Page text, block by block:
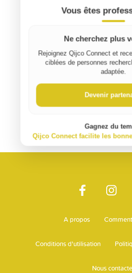
A propos
Conditions d'utilisation
Nous
Vous êtes
Ne cherchez plus
Rejoignez Qijco Connect et
ciblées de personnes
adaptée.
Devenir
Gagnez du
Qijco Connect facilite les